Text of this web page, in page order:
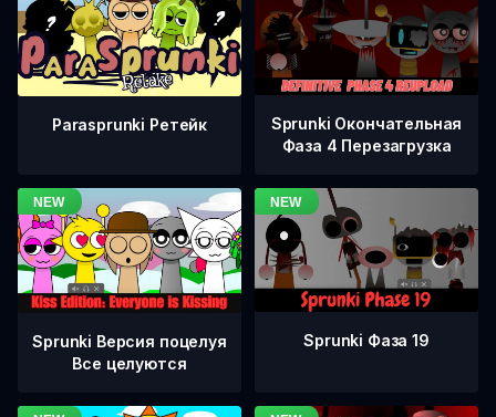
Parasprunki Ретейк
Sprunki Окончательная
Фаза 4 Перезагрузка
Sprunki Версия поцелуя
Все целуются
Sprunki Фаза 19